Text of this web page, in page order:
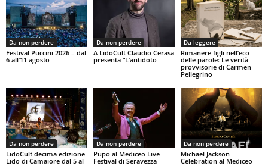
Da non perdere
Festival Puccini 2026 – dal
6 all’11 agosto
Da non perdere
A LidoCult Claudio Cerasa
presenta “L’antidoto
Da leggere
Rimanere figli nell’eco
delle parole: Le verità
provvisorie di Carmen
Pellegrino
Da non perdere
LidoCult decima edizione
Lido di Camaiore dal 5 al
Da non perdere
Pupo al Mediceo Live
Festival di Seravezza
Da non perdere
Michael Jackson
Celebration al Mediceo